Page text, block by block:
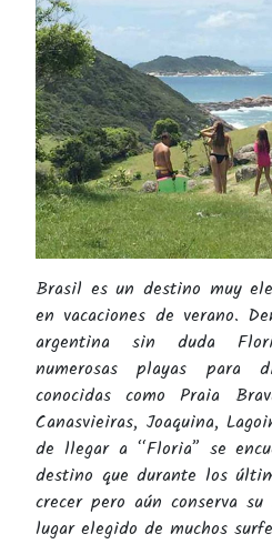
Brasil es un destino muy
en vacaciones de verano.
argentina sin duda
numerosas playas para
conocidas como Praia
Canasvieiras, Joaquina,
de llegar a “Floria” se
destino que durante los
crecer pero aún conserva
lugar elegido de muchos